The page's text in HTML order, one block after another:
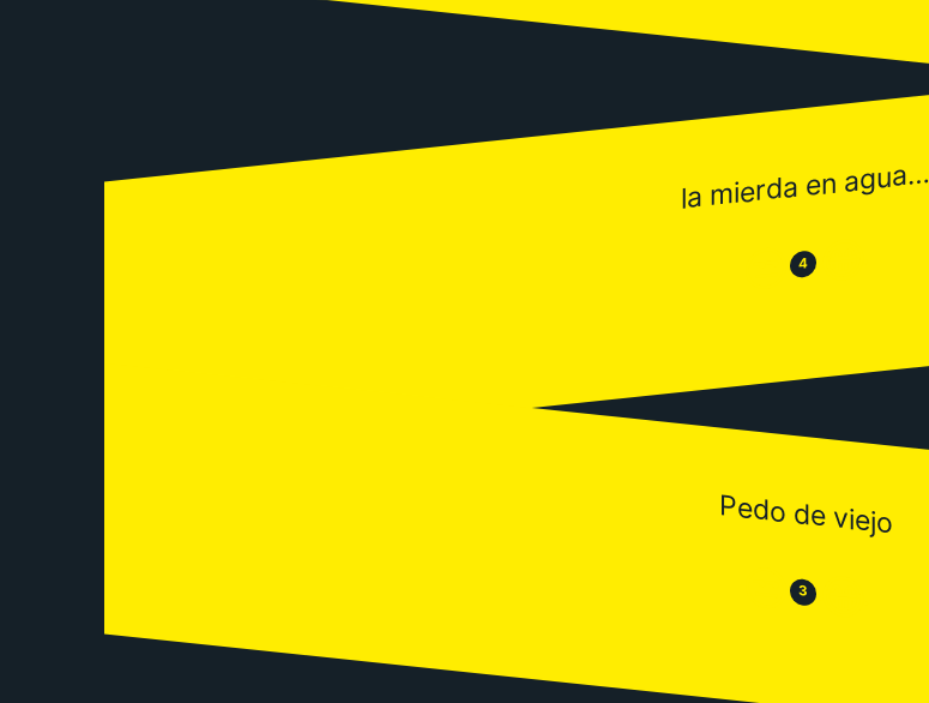
la mierda en agua…
😒 4 😂
Pedo de viejo
😒 3 😂